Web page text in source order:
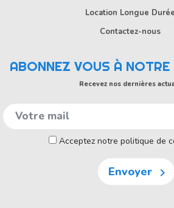
Location Longue Durée
Contactez-nous
ABONNEZ VOUS À NOTRE
Recevez nos dernières
Acceptez notre politique de
Envoyer 